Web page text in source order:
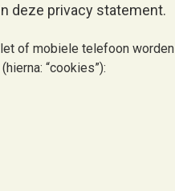
deze privacy statement.
of mobiele telefoon worden
“cookies”):